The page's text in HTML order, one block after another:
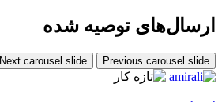
ارسال‌های توصیه شده
Previous carousel slide
Next carousel slide